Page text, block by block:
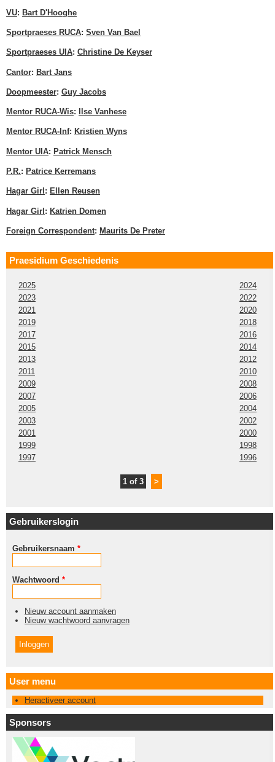
VU: Bart D'Hooghe
Sportpraeses RUCA: Sven Van Bael
Sportpraeses UIA: Christine De Keyser
Cantor: Bart Jans
Doopmeester: Guy Jacobs
Mentor RUCA-Wis: Ilse Vanhese
Mentor RUCA-Inf: Kristien Wyns
Mentor UIA: Patrick Mensch
P.R.: Patrice Kerremans
Hagar Girl : Ellen Reusen
Hagar Girl: Katrien Domen
Foreign Correspondent: Maurits De Preter
Praesidium Geschiedenis
2025
2024
2023
2022
2021
2020
2019
2018
2017
2016
2015
2014
2013
2012
2011
2010
2009
2008
2007
2006
2005
2004
2003
2002
2001
2000
1999
1998
1997
1996
1 of 3 >
Gebruikerslogin
Gebruikersnaam *
Wachtwoord *
Nieuw account aanmaken
Nieuw wachtwoord aanvragen
User menu
Heractiveer account
Sponsors